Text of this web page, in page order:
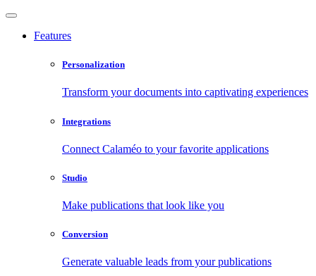
Features
Personalization
Transform your documents into captivating experiences
Integrations
Connect Calaméo to your favorite applications
Studio
Make publications that look like you
Conversion
Generate valuable leads from your publications